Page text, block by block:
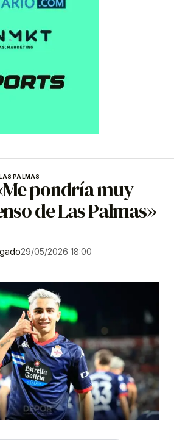
PALMASpondría muy
de Las Palmas»
29/05/2026 18:00